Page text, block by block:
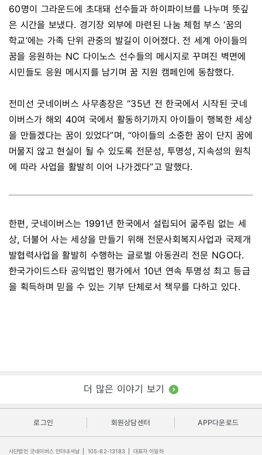
60명이 그라운드에 초대돼 선수들과 하이파이브를 나누며 뜻깊
은 시간을 보냈다. 경기장 외부에 마련된 나눔 체험 부스 ‘꿈의
학교’에는 가족 단위 관중의 발길이 이어졌다. 전 세계 아이들의
꿈을 응원하는 NC 다이노스 선수들의 메시지로 꾸며진 벽면에
시민들도 응원 메시지를 남기며 꿈 지원 캠페인에 동참했다.
전미선 굿네이버스 사무총장은 “35년 전 한국에서 시작된 굿네
이버스가 해외 40여 국에서 활동하기까지 아이들이 행복한 세상
을 만들겠다는 꿈이 있었다”며, “아이들의 소중한 꿈이 단지 꿈에
머물지 않고 현실이 될 수 있도록 전문성, 투명성, 지속성의 원칙
에 따라 사업을 활발히 이어 나가겠다”고 말했다.
한편, 굿네이버스는 1991년 한국에서 설립되어 굶주림 없는 세
상, 더불어 사는 세상을 만들기 위해 전문사회복지사업과 국제개
발협력사업을 활발히 수행하는 글로벌 아동권리 전문 NGO다.
한국가이드스타 공익법인 평가에서 10년 연속 투명성 최고 등급
을 획득하며 믿을 수 있는 기부 단체로서 책무를 다하고 있다.
더 많은 이야기 보기
로그인 회원상담센터 APP다운로드
사단법인 굿네이버스 인터내셔날 105-82-13183 대표자 이일하